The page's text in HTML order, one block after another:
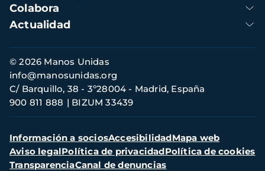
Colabora
Actualidad
Información
de
contacto
© 2026 Manos Unidas
C/ Barquillo, 38 - 3º28004 - Madrid, España
900 811 888
BIZUM 33439
info@manosunidas.org
Menú
secundario
Información a sociosAccesibilidadMapa web
Aviso legalPolítica de privacidadPolítica de cookies
TransparenciaCanal de denuncias